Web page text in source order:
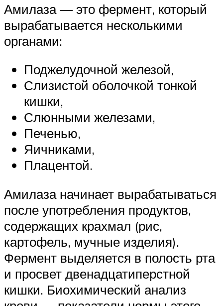
Амилаза — это фермент, который
вырабатывается несколькими
органами:
Поджелудочной железой,
Слизистой оболочкой тонкой
кишки,
Слюнными железами,
Печенью,
Яичниками,
Плацентой.
Амилаза начинает вырабатываться
после употребления продуктов,
содержащих крахмал (рис,
картофель, мучные изделия).
Фермент выделяется в полость рта
и просвет двенадцатиперстной
кишки. Биохимический анализ